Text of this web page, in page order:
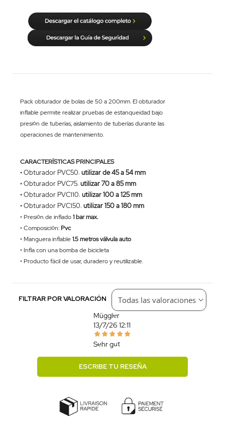
Pack obturador de bolas de 50 a 200mm. El obturador
inflable permite realizar pruebas de estanqueidad bajo
presión de tuberías, aislamiento de tuberías durante las
operaciones de mantenimiento.
CARACTERÍSTICAS PRINCIPALES
•Obturador PVC50: utilizar de 45 a 54 mm
•Obturador PVC75: utilizar 70 a 85 mm
•Obturador PVC110: utilizar 100 a 125 mm
•Obturador PVC150: utilizar 150 a 180 mm
• Presión de inflado1 bar max.
• Composición: Pvc
• Manguera inflable1.5 metros válvula auto
• Infla con una bomba de bicicleta
• Producto fácil de usar, duradero y reutilizable.
FILTRAR POR VALORACIÓN
Müggler
13/7/26 12:11
Sehr gut
ESCRIBE TU RESEÑA